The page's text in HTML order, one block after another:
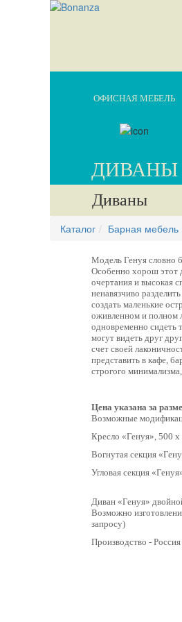
ОФИСНАЯ МЕБЕЛЬ
ДИВАНЫ
Диваны
Каталог Барная мебель
Модель Генуя словно
Особенно хорош этот
очертания и высокая
ненавязчиво
создать маленькие
оживленном и полном
одновременно сидеть
могут видеть друг
счет своей
представить в кафе,
строгого
Цена указана за
Возможные
Кресло «Генуя», 500
Вогнутая секция
Угловая секция
Диван «Генуя»
Возможно
запросу)
Производство - Россия